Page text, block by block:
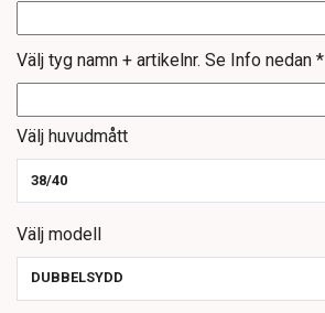
Välj tyg namn + artikelnr. Se Info nedan *
Välj huvudmått
38/40
Välj modell
DUBBELSYDD